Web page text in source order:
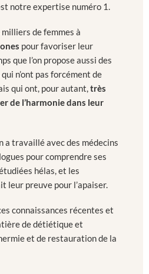
notre expertise numéro 1.
de femmes à
pour favoriser leur
que l’on propose aussi des
n’ont pas forcément de
qui ont, pour autant,très
de l’harmonie dans leur
a travaillé avec des médecins
pour comprendre ses
hélas, et les
leur preuve pour l’apaiser.
connaissances récentes et
de détiétique et
et de restauration de la